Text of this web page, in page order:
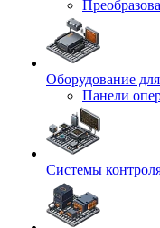
Оборудование
Панели
Системы